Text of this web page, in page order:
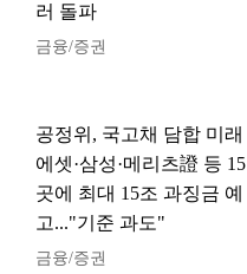
러 돌파
금융/증권
공정위, 국고채 담합 미래
에셋·삼성·메리츠證 등 15
곳에 최대 15조 과징금 예
고..."기준 과도"
금융/증권